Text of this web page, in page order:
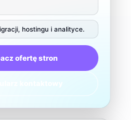
hostingu i analityce.
ofertę stron